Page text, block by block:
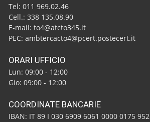
Tel: 011 969.02.46
Cell.: 338 135.08.90
E-mail: to4@atcto345.it
PEC: ambtercacto4@pcert.postecert.it
ORARI UFFICIO
Lun: 09:00 - 12:00
Gio: 09:00 - 12:00
COORDINATE BANCARIE
IBAN: IT 89 I 030 6909 6061 0000 0175 952